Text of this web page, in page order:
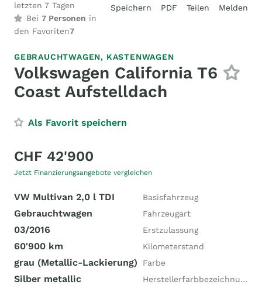
letzten 7 Tagen
Bei 7 Personen in
den Favoriten7
Speichern PDF Teilen Melden
GEBRAUCHTWAGEN, KASTENWAGEN
Volkswagen California T6
Coast Aufstelldach
Als Favorit speichern
CHF 42'900
Jetzt Finanzierungsangebote vergleichen
VW Multivan 2,0 l TDI Basisfahrzeug
Gebrauchtwagen Fahrzeugart
03/2016 Erstzulassung
60'900 km Kilometerstand
grau (Metallic-Lackierung) Farbe
Silber metallic Herstellerfarbbezeichnung